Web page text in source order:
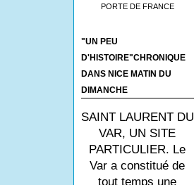
PORTE DE FRANCE
"UN PEU
D'HISTOIRE"CHRONIQUE
DANS NICE MATIN DU
DIMANCHE
SAINT LAURENT DU
VAR, UN SITE
PARTICULIER. Le
Var a constitué de
tout temps une